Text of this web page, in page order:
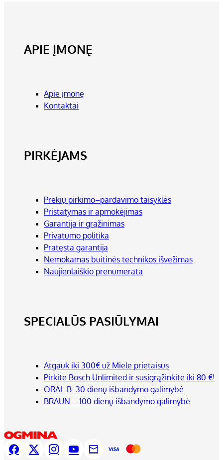
APIE ĮMONĘ
Apie įmonę
Kontaktai
PIRKĖJAMS
Prekių pirkimo–pardavimo taisyklės
Pristatymas ir apmokėjimas
Garantija ir grąžinimas
Privatumo politika
Pratęsta garantija
Nemokamas buitinės technikos išvežimas
Naujienlaiškio prenumerata
SPECIALŪS PASIŪLYMAI
Atgauk iki 300€ už Miele prietaisus
Pirkite Bosch Unlimited ir susigrąžinkite iki 80 €!
ORAL-B: 30 dienų išbandymo galimybė
BRAUN – 100 dienų išbandymo galimybė